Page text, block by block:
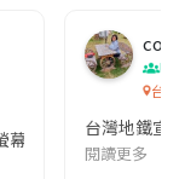
啦!這次的劇本改編
co
吹
台灣
台灣地鐵宣
閱讀更多